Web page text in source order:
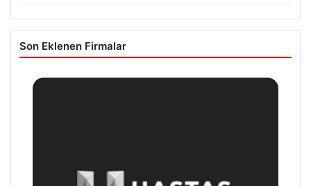
Son Eklenen Firmalar